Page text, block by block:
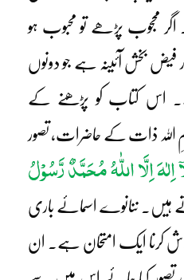
اگر محجوب پڑھے تو محبوب ہو
فیض بخش آئینہ ہے جو دونوں
اس کتاب کو پڑھنے کے
اللہ ذات کے حاضرات، تصور
اِلٰہَ اِلَّا اللّٰہُ مُحَمَّدٌ رَّسُوْلُ
ننانوے اسمائے باری
کرنا ایک امتحان ہے۔ ان